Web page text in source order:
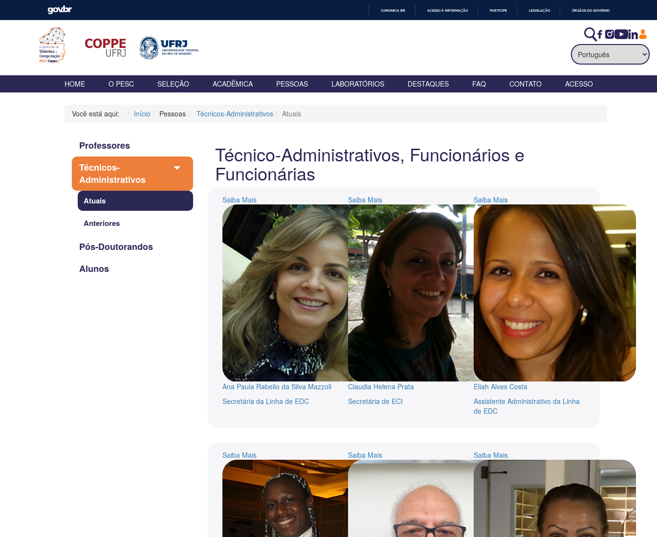
COMUNICA BR ACESSO À INFORMAÇÃO PARTICIPE LEGISLAÇÃO ÓRGÃOS DO GOVERNO
HOME O PESC SELEÇÃO ACADÊMICA PESSOAS LABORATÓRIOS DESTAQUES FAQ CONTATO ACESSO
Você está aqui: Início Pessoas Técnicos-Administrativos Atuais
Professores
Técnicos-
Administrativos
Atuais
Anteriores
Pós-Doutorandos
Alunos
Técnico-Administrativos, Funcionários e
Funcionárias
Saiba Mais
Ana Paula Rabello da Silva Mazzoli
Secretária da Linha de EDC
Saiba Mais
Claudia Helena Prata
Secretária de ECI
Saiba Mais
Eliah Alves Costa
Assistente Administrativo da Linha
de EDC
Saiba Mais Saiba Mais Saiba Mais